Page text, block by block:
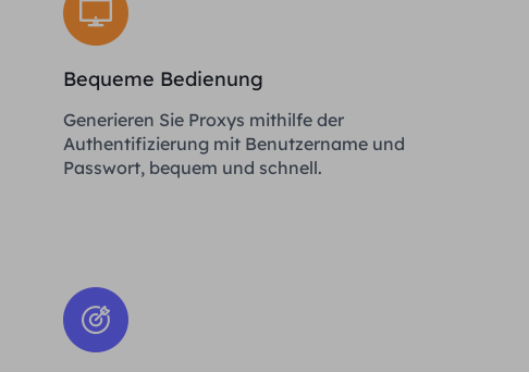
Bequeme Bedienung
Generieren Sie Proxys mithilfe der
Authentifizierung mit Benutzername und
Passwort, bequem und schnell.